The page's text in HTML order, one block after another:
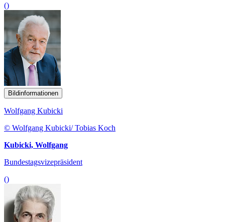
()
Bildinformationen
Wolfgang Kubicki
© Wolfgang Kubicki/ Tobias Koch
Kubicki, Wolfgang
Bundestagsvizepräsident
()